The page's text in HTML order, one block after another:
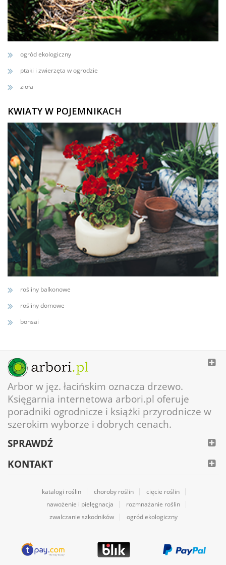
ogród ekologiczny
ptaki i zwierzęta w ogrodzie
zioła
KWIATY W POJEMNIKACH
rośliny balkonowe
rośliny domowe
bonsai
Arbor w jęz. łacińskim oznacza drzewo.
Księgarnia internetowa arbori.pl oferuje
poradniki ogrodnicze i książki przyrodnicze w
szerokim wyborze i dobrych cenach.
SPRAWDŹ
KONTAKT
katalogi roślin choroby roślin
cięcie roślin
nawożenie i pielęgnacja
rozmnażanie roślin
zwalczanie szkodników
ogród ekologiczny